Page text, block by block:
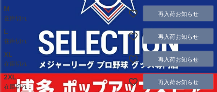
M
在庫切れ
再入荷お知らせ
L
在庫切れ
再入荷お知らせ
XL
在庫切れ
再入荷お知らせ
2XL
在庫切れ
再入荷お知らせ